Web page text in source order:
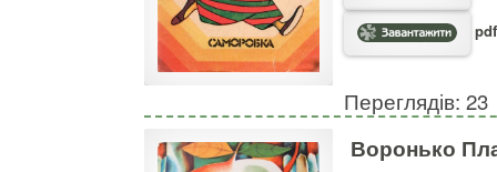
Переглядів: 23
Воронько